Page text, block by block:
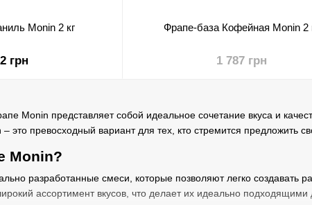
Monin представляет собой идеальное сочетание вкуса и
это превосходный вариант для тех, кто стремится предложить
Monin?
разработанные смеси, которые позволяют легко
ассортимент вкусов, что делает их идеально подходящими
Monin 2 кг
грн
Фрапе-база Кофейная Monin 2
1 787 грн